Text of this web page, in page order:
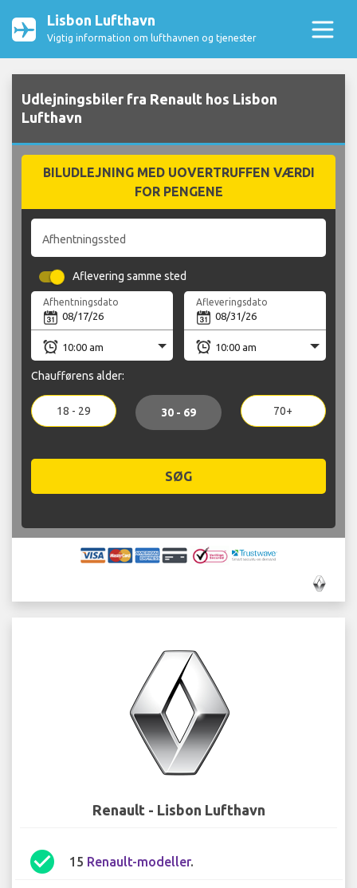
Lisbon Lufthavn
Vigtig information om lufthavnen og tjenester
Udlejningsbiler fra Renault hos Lisbon
Lufthavn
BILUDLEJNING MED UOVERTRUFFEN VÆRDI
FOR PENGENE
Afhentningssted
Aflevering samme sted
Afhentningsdato Afleveringsdato
Chaufførens alder:
18 - 29 30 - 69 70+
SØG
Renault - Lisbon Lufthavn
check_circle 15 Renault-modeller.